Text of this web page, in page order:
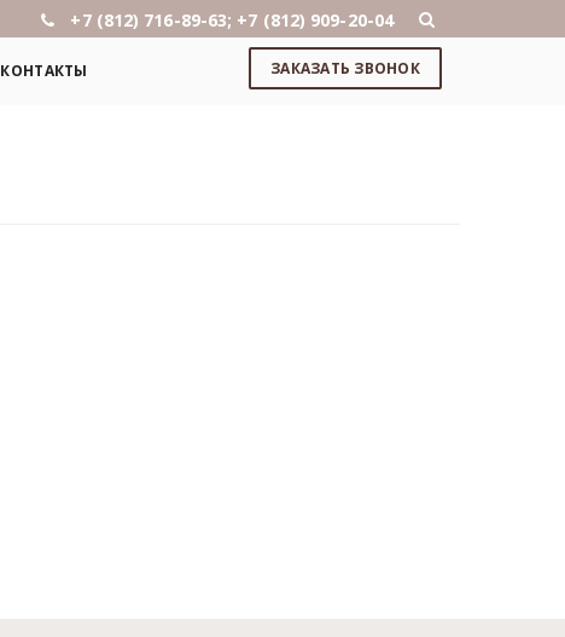
+7 (812) 716-89-63; +7 (812) 909-20-04
КОНТАКТЫ ЗАКАЗАТЬ ЗВОНОК